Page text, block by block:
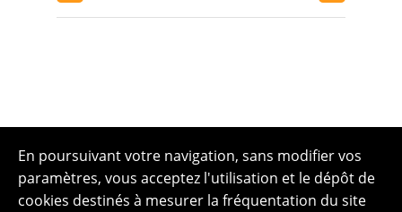
En poursuivant votre navigation, sans modifier vos
paramètres, vous acceptez l'utilisation et le dépôt de
cookies destinés à mesurer la fréquentation du site